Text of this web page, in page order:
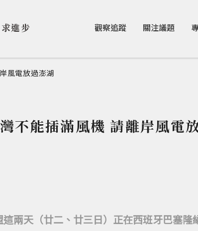
求進步 觀察追蹤 關注議題
風電放過澎湖
不能插滿風機 請離岸風電
兩天（廿二、廿三日）正在西班牙巴塞